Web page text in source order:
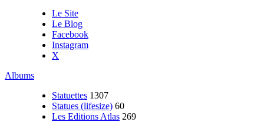
Le Site
Le Blog
Facebook
Instagram
X
Albums
Statuettes 1307
Statues (lifesize) 60
Les Editions Atlas 269